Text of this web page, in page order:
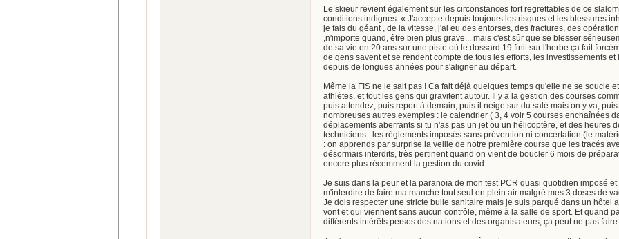
Le skieur revient également sur les circonstances fort regrettables de ce
conditions indignes. « J'accepte depuis toujours les risques et les blessures
je fais du géant , de la vitesse, j'ai eu des entorses, des fractures, des
,n'importe quand, être bien plus grave... mais c'est sûr que se blesser
de sa vie en 20 ans sur une piste où le dossard 19 finit sur l'herbe ça fait
de gens savent et se rendent compte de tous les efforts, les investissements
depuis de longues années pour s'aligner au départ.
Même la FIS ne le sait pas ! Ca fait déjà quelques temps qu'elle ne se soucie
athlètes, et tout les gens qui gravitent autour. Il y a la gestion des courses
puis attendez, puis report à demain, puis il neige sur du salé mais on y va,
nombreuses autres exemples : le calendrier ( 3, 4 voir 5 courses enchaînées
déplacements aberrants si tu n'as pas un jet ou un hélicoptère, et des heures
techniciens...les règlements imposés sans prévention ni concertation (le
: on apprends par surprise la veille de notre première course que les tracés
désormais interdits, très pertinent quand on vient de boucler 6 mois de
encore plus récemment la gestion du covid.
Je suis dans la peur et la paranoïa de mon test PCR quasi quotidien imposé
m'interdire de faire ma manche tout seul en plein air malgré mes 3 doses de
Je dois respecter une stricte bulle sanitaire mais je suis parqué dans un hôtel
vont et qui viennent sans aucun contrôle, même à la salle de sport. Et quand
différents intérêts persos des nations et des organisateurs, ça peut ne pas faire